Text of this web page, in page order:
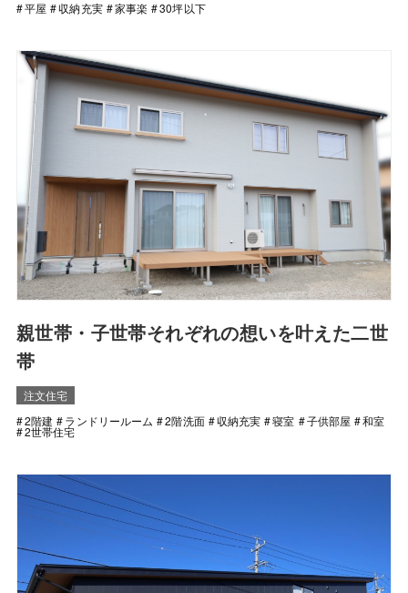
平屋
収納充実 家事楽 30坪以下
親世帯・子世帯それぞれの想いを叶えた二世
帯
注文住宅
2階建
ランドリールーム 2階洗面 収納充実 寝室 子供部屋 和室
2世帯住宅